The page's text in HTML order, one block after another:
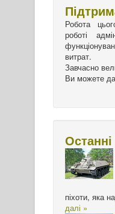
Робота
роботі
витрат.
Завчасно
Ви можете
піхоти, яка
далі »